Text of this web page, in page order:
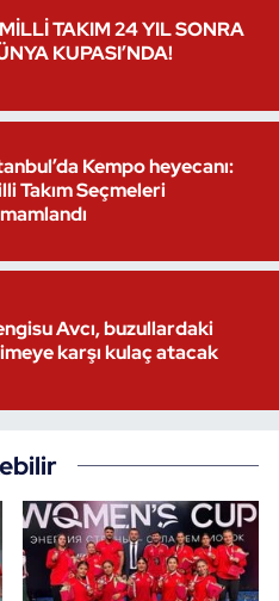
TAKIM 24 YIL SONRA
KUPASI’NDA!
Kempo heyecanı:
Takım Seçmeleri
Avcı, buzullardaki
karşı kulaç atacak